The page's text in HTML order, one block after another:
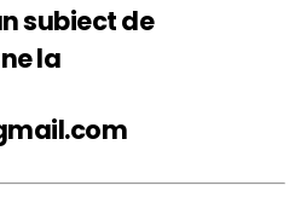
subiect de
la